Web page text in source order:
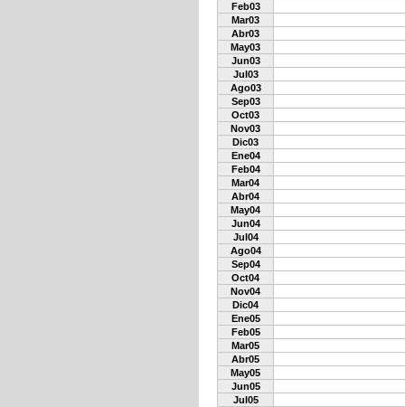
Feb03
Mar03
Abr03
May03
Jun03
Jul03
Ago03
Sep03
Oct03
Nov03
Dic03
Ene04
Feb04
Mar04
Abr04
May04
Jun04
Jul04
Ago04
Sep04
Oct04
Nov04
Dic04
Ene05
Feb05
Mar05
Abr05
May05
Jun05
Jul05